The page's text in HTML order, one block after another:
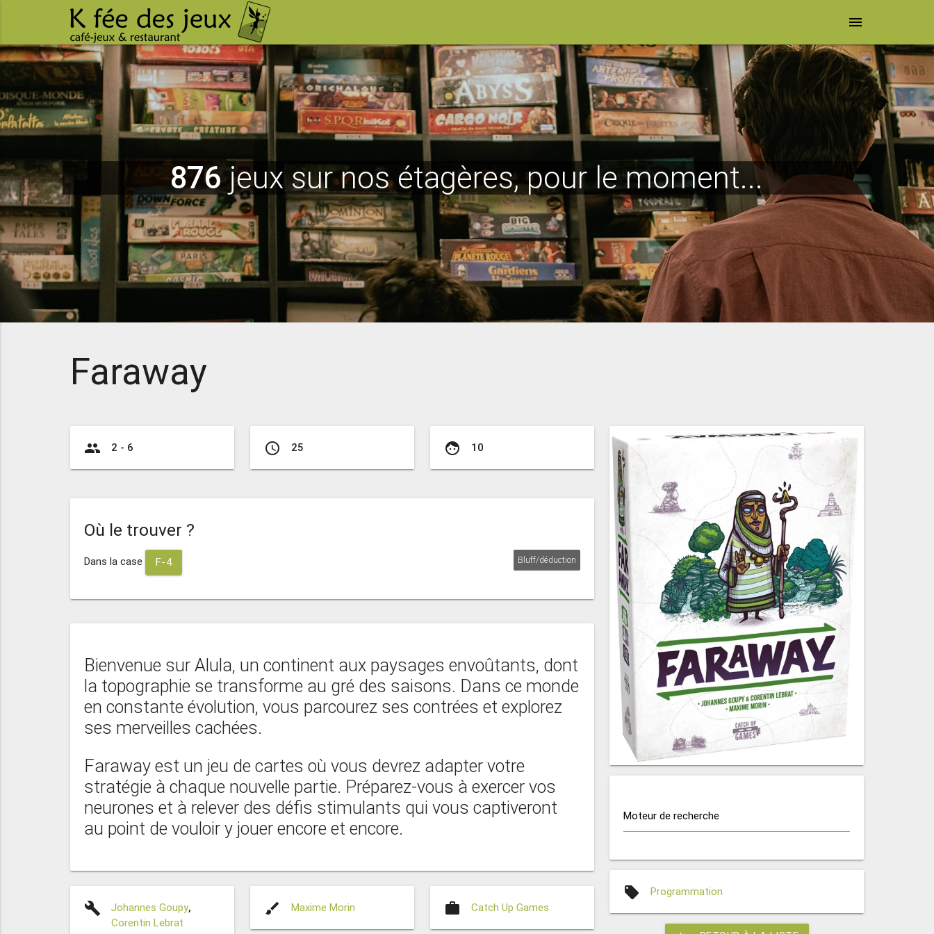
menu
876jeux sur nos étagères, pour le moment...
Faraway
group 2 - 6 access_time 25 face 10
Où le trouver ?
Dans la case F-4 Bluff/déduction
Bienvenue sur Alula, un continent aux paysages envoûtants, dont
la topographie se transforme au gré des saisons. Dans ce monde
en constante évolution, vous parcourez ses contrées et explorez
ses merveilles cachées.
Faraway est un jeu de cartes où vous devrez adapter votre
stratégie à chaque nouvelle partie. Préparez-vous à exercer vos
neurones et à relever des défis stimulants qui vous captiveront
au point de vouloir y jouer encore et encore.
build Johannes Goupy,
Corentin Lebrat
brush Maxime Morin work Catch Up Games
Moteur de recherche
local_offer Programmation